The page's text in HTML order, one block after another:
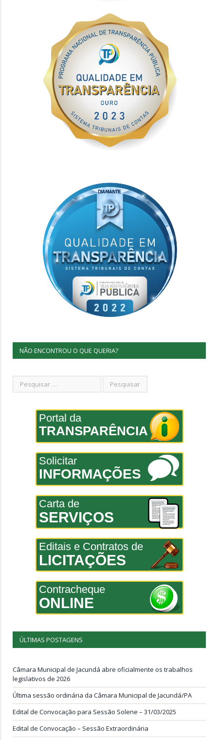
NÃO ENCONTROU O QUE QUERIA?
Portal da
TRANSPARÊNCIA
Solicitar
INFORMAÇÕES
Carta de
SERVIÇOS
Editais e Contratos de
LICITAÇÕES
Contracheque
ONLINE
ÚLTIMAS POSTAGENS
Câmara Municipal de Jacundá abre oficialmente os trabalhos
legislativos de 2026
Última sessão ordinária da Câmara Municipal de Jacundá/PA
Edital de Convocação para Sessão Solene – 31/03/2025
Edital de Convocação – Sessão Extraordinária